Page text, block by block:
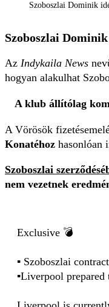
Szoboszlai Dominik
Szoboszlai
Az Indykaila News
hogyan alakulhat
A klub állítólag
A Vörösök
Konatéhoz hasonlóan
Szoboszlai
nem vezetnek
Exclusive 💣
▪️ Szoboszlai
▪️Liverpool prepared